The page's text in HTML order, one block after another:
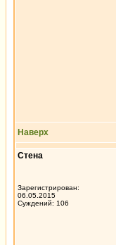
Наверх
Стена
Зарегистрирован:
06.05.2015
Суждений: 106